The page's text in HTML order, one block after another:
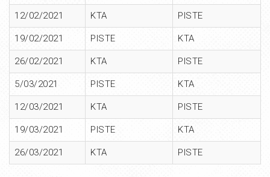
12/02/2021 KTA PISTE
19/02/2021 PISTE KTA
26/02/2021 KTA PISTE
5/03/2021 PISTE KTA
12/03/2021 KTA PISTE
19/03/2021 PISTE KTA
26/03/2021 KTA PISTE